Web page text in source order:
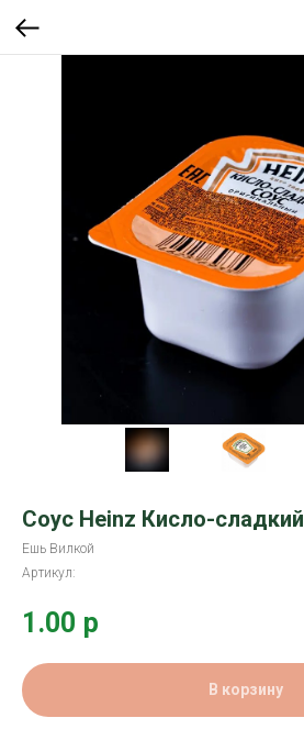
Соус Heinz Кисло-сладкий
Ешь Вилкой
Артикул:
1.00 р
В корзину